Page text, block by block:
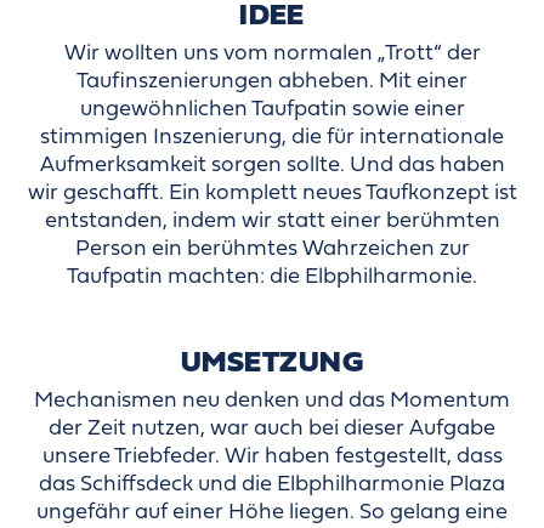
IDEE
Wir wollten uns vom normalen „Trott“ der
Taufinszenierungen abheben. Mit einer
ungewöhnlichen Taufpatin sowie einer
stimmigen Inszenierung, die für internationale
Aufmerksamkeit sorgen sollte. Und das haben
wir geschafft. Ein komplett neues Taufkonzept ist
entstanden, indem wir statt einer berühmten
Person ein berühmtes Wahrzeichen zur
Taufpatin machten: die Elbphilharmonie.
UMSETZUNG
Mechanismen neu denken und das Momentum
der Zeit nutzen, war auch bei dieser Aufgabe
unsere Triebfeder. Wir haben festgestellt, dass
das Schiffsdeck und die Elbphilharmonie Plaza
ungefähr auf einer Höhe liegen. So gelang eine